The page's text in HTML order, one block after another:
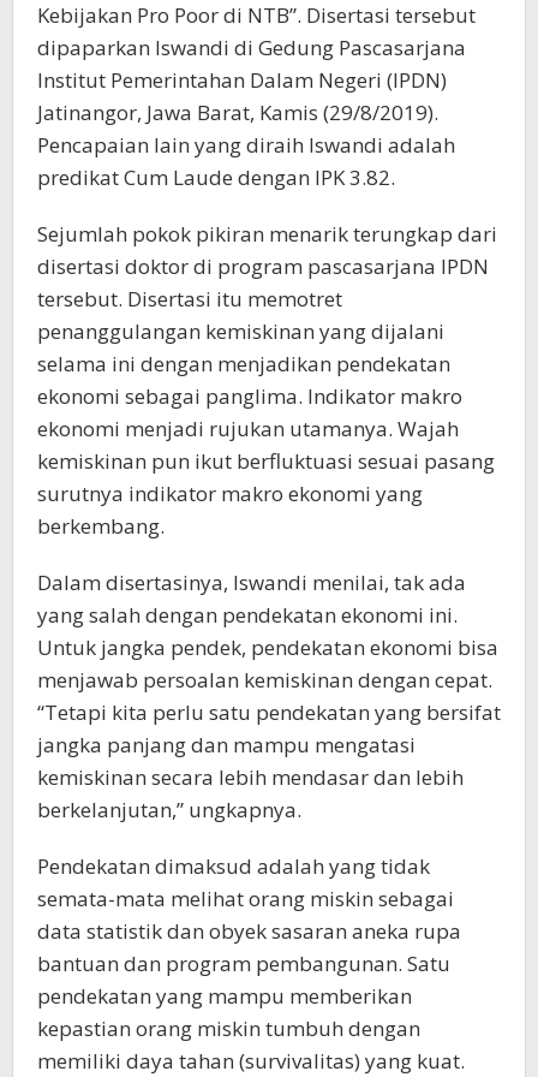
Kebijakan Pro Poor di NTB”. Disertasi tersebut
dipaparkan Iswandi di Gedung Pascasarjana
Institut Pemerintahan Dalam Negeri (IPDN)
Jatinangor, Jawa Barat, Kamis (29/8/2019).
Pencapaian lain yang diraih Iswandi adalah
predikat Cum Laude dengan IPK 3.82.
Sejumlah pokok pikiran menarik terungkap dari
disertasi doktor di program pascasarjana IPDN
tersebut. Disertasi itu memotret
penanggulangan kemiskinan yang dijalani
selama ini dengan menjadikan pendekatan
ekonomi sebagai panglima. Indikator makro
ekonomi menjadi rujukan utamanya. Wajah
kemiskinan pun ikut berfluktuasi sesuai pasang
surutnya indikator makro ekonomi yang
berkembang.
Dalam disertasinya, Iswandi menilai, tak ada
yang salah dengan pendekatan ekonomi ini.
Untuk jangka pendek, pendekatan ekonomi bisa
menjawab persoalan kemiskinan dengan cepat.
“Tetapi kita perlu satu pendekatan yang bersifat
jangka panjang dan mampu mengatasi
kemiskinan secara lebih mendasar dan lebih
berkelanjutan,” ungkapnya.
Pendekatan dimaksud adalah yang tidak
semata-mata melihat orang miskin sebagai
data statistik dan obyek sasaran aneka rupa
bantuan dan program pembangunan. Satu
pendekatan yang mampu memberikan
kepastian orang miskin tumbuh dengan
memiliki daya tahan (survivalitas) yang kuat.